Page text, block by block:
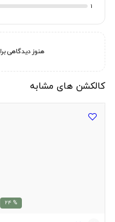
1
هنوز دیدگاهی
کالکشن های مشابه
% 24